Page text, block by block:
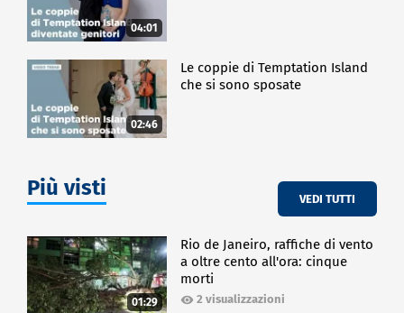
04:01
02:46
Le coppie di Temptation Island
che si sono sposate
Più visti VEDI TUTTI
01:29
Rio de Janeiro, raffiche di vento
a oltre cento all'ora: cinque
morti
2 visualizzazioni